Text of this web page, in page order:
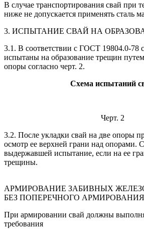
В случае транспортирования свай при
ниже не допускается применять сталь
3. ИСПЫТАНИЕ СВАЙ НА
3.1. В соответствии с ГОСТ 19804.0-78
испытаны на образование трещин
опоры согласно черт. 2.
Схема испытаний
Черт. 2
3.2. После укладки свай на две опоры
осмотр ее верхней грани над опорами.
выдержавшей испытание, если на ее
трещины.
АРМИРОВАНИЕ ЗАБИВНЫХ
БЕЗ ПОПЕРЕЧНОГО
При армировании свай должны
требования